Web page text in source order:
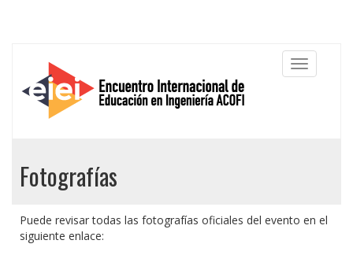
Fotografías
Puede revisar todas las fotografías oficiales del evento en el
siguiente enlace: